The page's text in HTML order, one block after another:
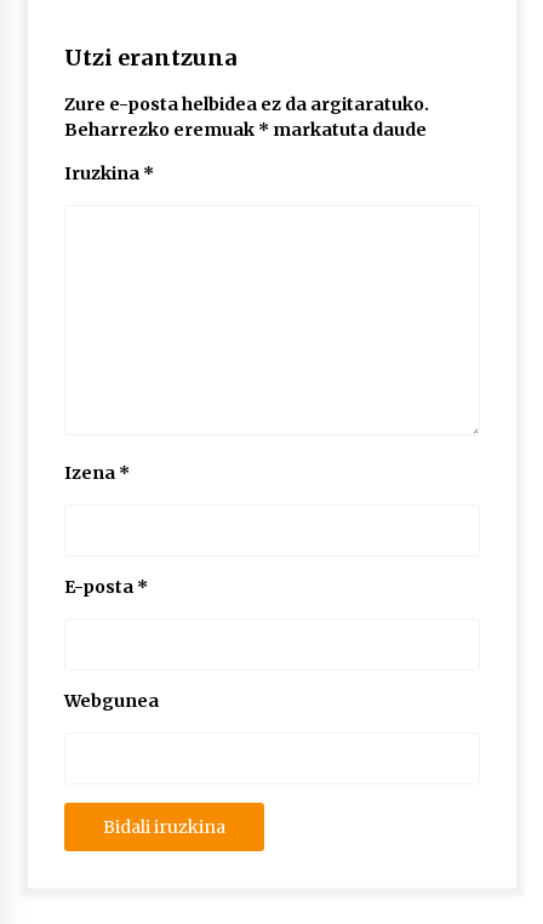
Tiga, Twisted Teens, Underscores, Habia
2026/07/02
Utzi erantzuna
Zure e-posta helbidea ez da argitaratuko.
Beharrezko eremuak * markatuta daude
Iruzkina *
Izena *
E-posta *
Webgunea